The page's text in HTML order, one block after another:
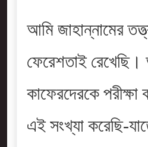
আমি জাহান্নামের
ফেরেশতাই
কাফেরদেরকে
এই সংখ্যা করেছি-